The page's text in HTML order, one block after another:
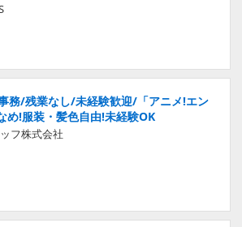
務/残業なし/未経験歓迎/「アニメ!エン
め!服装・髪色自由!未経験OK
フ株式会社